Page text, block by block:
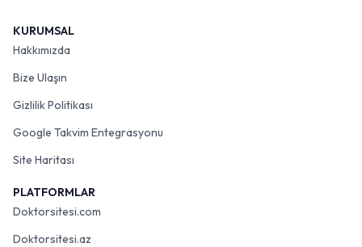
KURUMSAL
Hakkımızda
Bize Ulaşın
Gizlilik Politikası
Google Takvim Entegrasyonu
Site Haritası
PLATFORMLAR
Doktorsitesi.com
Doktorsitesi.az